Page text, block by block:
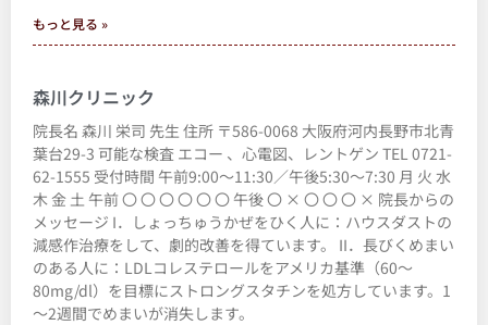
もっと見る »
森川クリニック
院長名 森川 栄司 先生 住所 〒586-0068 大阪府河内長野市北青
葉台29-3 可能な検査 エコー 、心電図、レントゲン TEL 0721-
62-1555 受付時間 午前9:00～11:30／午後5:30～7:30 月 火 水
木 金 土 午前 〇 〇 〇 〇 〇 〇 午後 〇 × 〇 〇 〇 × 院長からの
メッセージ I．しょっちゅうかぜをひく人に：ハウスダストの
減感作治療をして、劇的改善を得ています。 II．長びくめまい
のある人に：LDLコレステロールをアメリカ基準（60～
80mg/dl）を目標にストロングスタチンを処方しています。1
～2週間でめまいが消失します。